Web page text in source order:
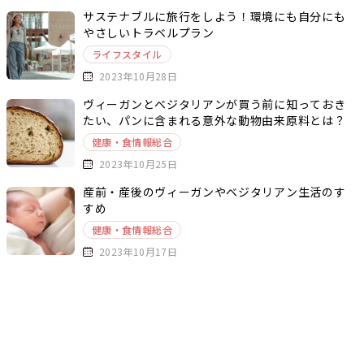
サステナブルに旅行をしよう！環境にも自分にも
やさしいトラベルプラン
ライフスタイル
2023年10月28日
ヴィーガンとベジタリアンが買う前に知っておき
たい、パンに含まれる意外な動物由来原料とは？
健康・食情報総合
2023年10月25日
産前・産後のヴィーガンやベジタリアン生活のす
すめ
健康・食情報総合
2023年10月17日